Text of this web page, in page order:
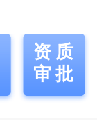
资质
审批